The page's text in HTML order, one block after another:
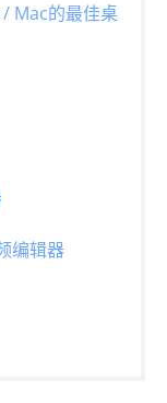
Mac的最佳桌
编辑器